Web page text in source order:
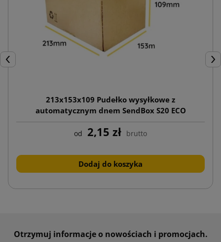
Poprzedni
213x153x109 Pudełko wysyłkowe z
automatycznym dnem SendBox S20 ECO
od 2,15 zł brutto
Dodaj do koszyka
Otrzymuj informacje o nowościach i promocjach.